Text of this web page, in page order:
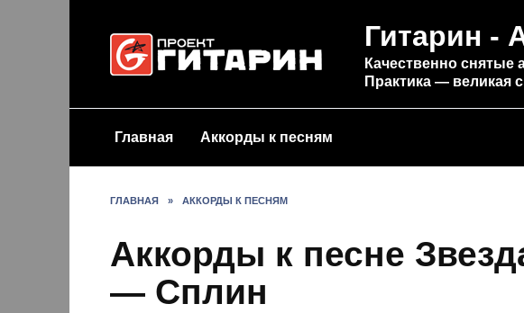
Гитарин -
Качественно снятые
Практика — великая
Главная Аккорды к песням
ГЛАВНАЯ » АККОРДЫ К ПЕСНЯМ
Аккорды к песне
— Сплин